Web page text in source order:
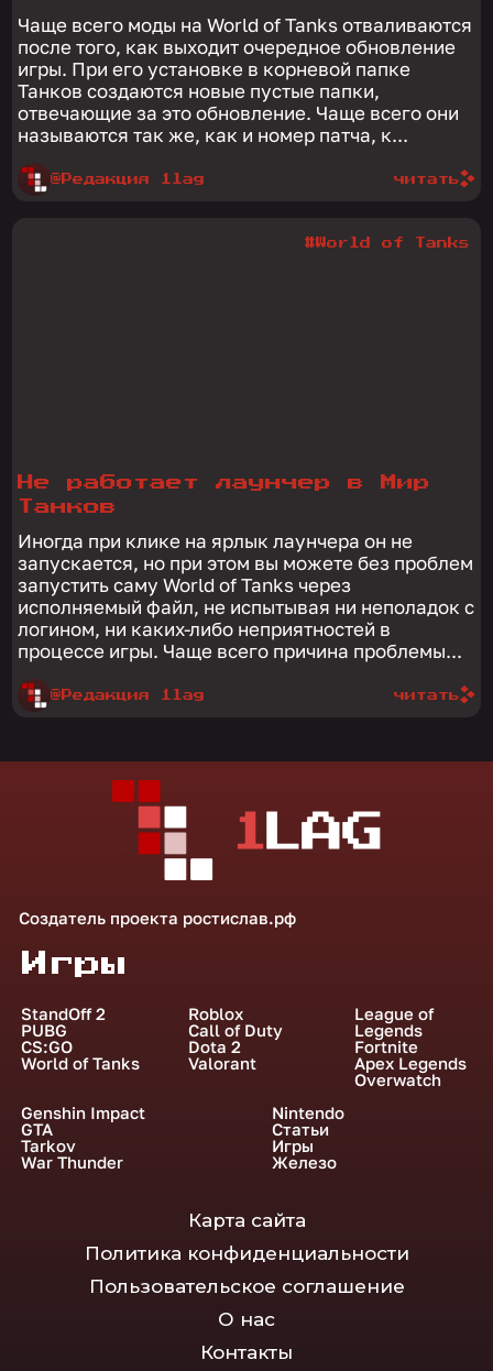
Чаще всего моды на World of Tanks отваливаются
после того, как выходит очередное обновление
игры. При его установке в корневой папке
Танков создаются новые пустые папки,
отвечающие за это обновление. Чаще всего они
называются так же, как и номер патча, к...
@Редакция 1lag читать
Не работает лаунчер в Мир
Танков
Иногда при клике на ярлык лаунчера он не
запускается, но при этом вы можете без проблем
запустить саму World of Tanks через
исполняемый файл, не испытывая ни неполадок с
логином, ни каких-либо неприятностей в
процессе игры. Чаще всего причина проблемы...
@Редакция 1lag
#World of Tanks
читать
Создатель проекта ростислав.рф
Игры
StandOff 2
PUBG
CS:GO
World of Tanks
Roblox
Call of Duty
Dota 2
Valorant
League of
Legends
Fortnite
Apex Legends
Overwatch
Genshin Impact
GTA
Tarkov
War Thunder
Nintendo
Статьи
Игры
Железо
Карта сайта
Политика конфиденциальности
Пользовательское соглашение
О нас
Контакты